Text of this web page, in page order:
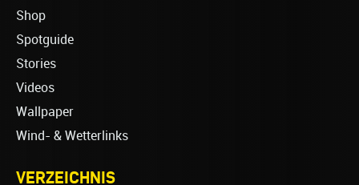
Shop
Spotguide
Stories
Videos
Wallpaper
Wind- & Wetterlinks
VERZEICHNIS